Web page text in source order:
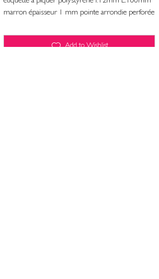
marron épaisseur 1 mm pointe arrondie perforée
Add to Wishlist